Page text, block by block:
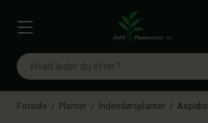
Vis menu
Søg
Forside Planter Indendørsplanter